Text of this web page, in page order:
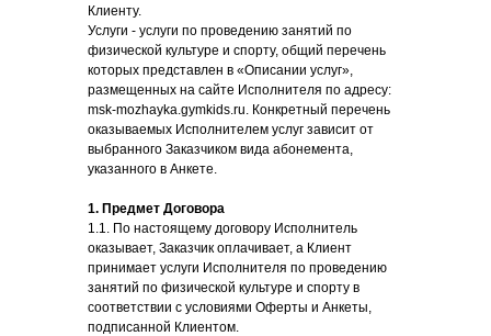
Клиенту.
Услуги - услуги по проведению занятий по
физической культуре и спорту, общий перечень
которых представлен в «Описании услуг»,
размещенных на сайте Исполнителя по адресу:
msk-mozhayka.gymkids.ru. Конкретный перечень
оказываемых Исполнителем услуг зависит от
выбранного Заказчиком вида абонемента,
указанного в Анкете.
1. Предмет Договора
1.1. По настоящему договору Исполнитель
оказывает, Заказчик оплачивает, а Клиент
принимает услуги Исполнителя по проведению
занятий по физической культуре и спорту в
соответствии с условиями Оферты и Анкеты,
подписанной Клиентом.